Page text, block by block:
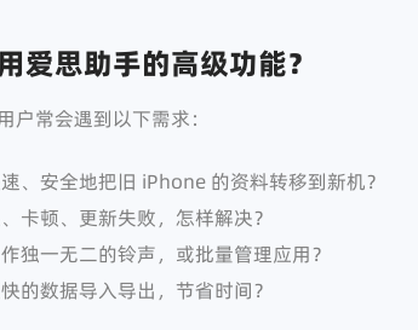
爱思助手的高级功能？
常会遇到以下需求：
、安全地把旧 iPhone 的资料转移到新机？
卡顿、更新失败，怎样解决？
独一无二的铃声，或批量管理应用？
的数据导入导出，节省时间？